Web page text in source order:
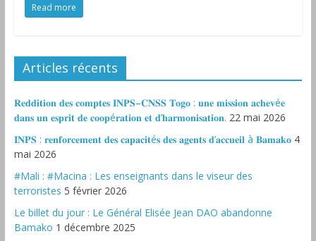
Read more
Articles récents
𝐑𝐞𝐝𝐝𝐢𝐭𝐢𝐨𝐧 𝐝𝐞𝐬 𝐜𝐨𝐦𝐩𝐭𝐞𝐬 𝐈𝐍𝐏𝐒–𝐂𝐍𝐒𝐒 𝐓𝐨𝐠𝐨 : 𝐮𝐧𝐞 𝐦𝐢𝐬𝐬𝐢𝐨𝐧 𝐚𝐜𝐡𝐞𝐯é𝐞
𝐝𝐚𝐧𝐬 𝐮𝐧 𝐞𝐬𝐩𝐫𝐢𝐭 𝐝𝐞 𝐜𝐨𝐨𝐩é𝐫𝐚𝐭𝐢𝐨𝐧 𝐞𝐭 𝐝’𝐡𝐚𝐫𝐦𝐨𝐧𝐢𝐬𝐚𝐭𝐢𝐨𝐧. 22 mai 2026
𝐈𝐍𝐏𝐒 : 𝐫𝐞𝐧𝐟𝐨𝐫𝐜𝐞𝐦𝐞𝐧𝐭 𝐝𝐞𝐬 𝐜𝐚𝐩𝐚𝐜𝐢𝐭é𝐬 𝐝𝐞𝐬 𝐚𝐠𝐞𝐧𝐭𝐬 𝐝’𝐚𝐜𝐜𝐮𝐞𝐢𝐥 à 𝐁𝐚𝐦𝐚𝐤𝐨 4
mai 2026
#Mali : #Macina : Les enseignants dans le viseur des
terroristes 5 février 2026
‎Le billet du jour : Le Général Elisée Jean DAO abandonne
Bamako 1 décembre 2025